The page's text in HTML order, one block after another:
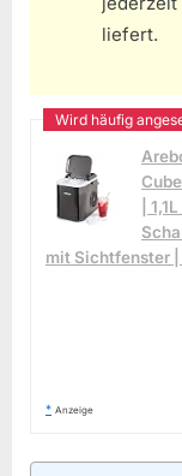
liefert.
|
mit Sichtfenster
* Anzeige